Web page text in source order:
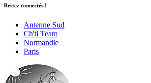
Restez connectés !
Antenne Sud
Ch'ti Team
Normandie
Paris